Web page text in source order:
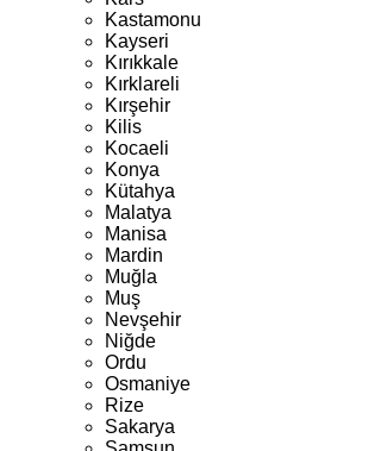
Kastamonu
Kayseri
Kırıkkale
Kırklareli
Kırşehir
Kilis
Kocaeli
Konya
Kütahya
Malatya
Manisa
Mardin
Muğla
Muş
Nevşehir
Niğde
Ordu
Osmaniye
Rize
Sakarya